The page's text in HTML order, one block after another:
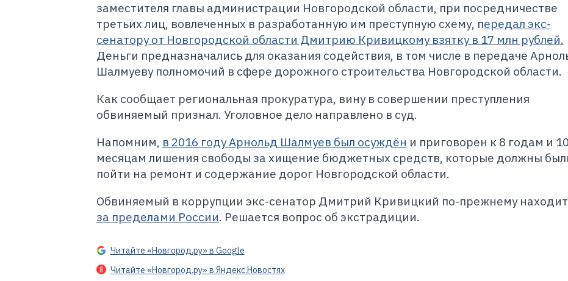
заместителя главы администрации Новгородской области, при посредничестве
третьих лиц, вовлеченных в разработанную им преступную схему, передал экс-
сенатору от Новгородской области Дмитрию Кривицкому взятку в 17 млн рублей.
Деньги предназначались для оказания содействия, в том числе в передаче
Шалмуеву полномочий в сфере дорожного строительства Новгородской области.
Как сообщает региональная прокуратура, вину в совершении преступления
обвиняемый признал. Уголовное дело направлено в суд.
Напомним, в 2016 году Арнольд Шалмуев был осуждён и приговорен к 8 годам и 10
месяцам лишения свободы за хищение бюджетных средств, которые должны
пойти на ремонт и содержание дорог Новгородской области.
Обвиняемый в коррупции экс-сенатор Дмитрий Кривицкий по-прежнему
за пределами России. Решается вопрос об экстрадиции.
Читайте «Новгород.ру» в Google
Читайте «Новгород.ру» в Яндекс.Новостях